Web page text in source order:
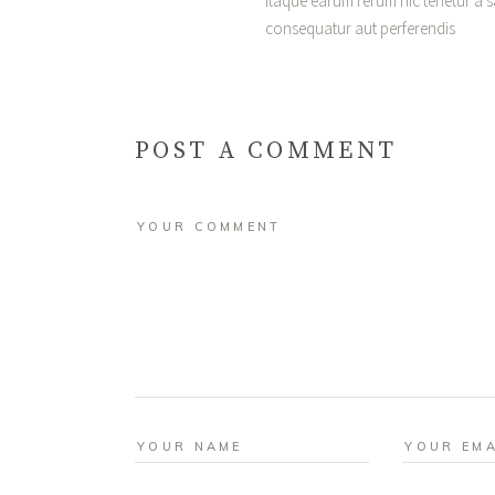
consequatur aut perferendis
POST A COMMENT